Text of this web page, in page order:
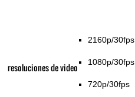
resoluciones de video
2160p/30fps
1080p/30fps
720p/30fps